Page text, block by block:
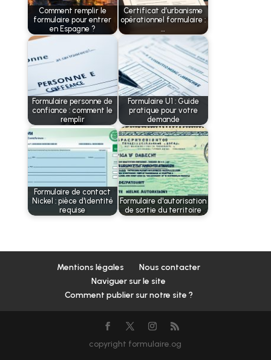
Comment remplir le
formulaire pour entrer
en Espagne ?
Certificat d’urbanisme
opérationnel formulaire :
…
Formulaire personne de
confiance : comment le
remplir
Formulaire U1 : Guide
pratique pour votre
demande
Formulaire de contact
Nickel : pièce d'identité
requise
Formulaire d'autorisation
de sortie du territoire
Mentions légales
Nous contacter
Naviguer sur le site
Comment publier sur notre site ?
copyright formulaire.og